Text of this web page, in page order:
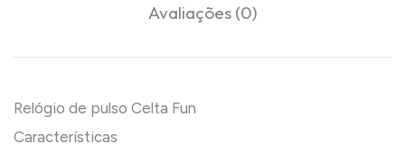
Avaliações (0)
Relógio de pulso Celta Fun
Características